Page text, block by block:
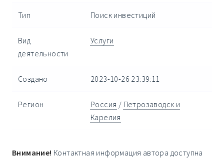
Тип Поиск инвестиций
Вид
деятельности
Услуги
Создано 2023-10-26 23:39:11
Регион Россия / Петрозаводск и
Карелия
Внимание! Контактная информация автора доступна